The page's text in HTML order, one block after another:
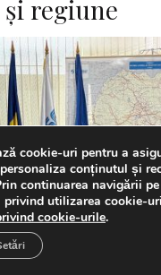
regiune
cookie-uri pentru a
conținutul și
continuarea navigării
privind utilizarea cookie-
cookie-urile.